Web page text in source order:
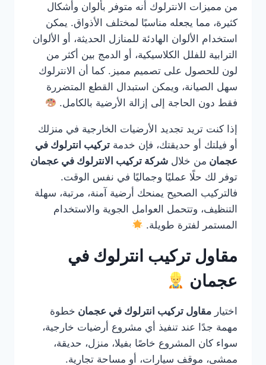
من مميزات الانترلوك أنه متوفر بألوان وأشكال
كثيرة، مما يجعله مناسبًا لمختلف الأذواق. يمكن
استخدام الألوان الهادئة للمنازل الحديثة، أو الألوان
الترابية للفلل الكلاسيكية، أو الدمج بين أكثر من
لون للحصول على تصميم مميز. كما أن الانترلوك
سهل الصيانة، ويمكن استبدال القطع المتضررة
فقط دون الحاجة إلى إزالة الأرضية بالكامل.
إذا كنت تريد تجديد الأرضيات الخارجية في منزلك
أو فيلتك أو حديقتك، فإن خدمة تركيب انترلوك في
عجمان من خلال شركة تركيب الانترلوك في عجمان
توفر لك حلًا عمليًا وجماليًا في نفس الوقت.
فالتركيب الصحيح يمنحك أرضية آمنة، مرتبة، سهلة
التنظيف، وتتحمل العوامل الجوية والاستخدام
المستمر لفترة طويلة.
مقاول تركيب انترلوك في
عجمان
اختيار مقاول تركيب انترلوك في عجمان خطوة
مهمة جدًا عند تنفيذ أي مشروع أرضيات خارجية،
سواء كان المشروع خاصًا بفيلا، منزل، حديقة،
ممشى، موقف سيارات، أو مساحة تجارية.